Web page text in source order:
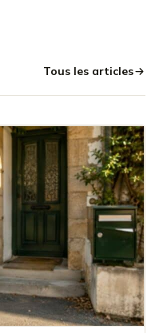
Tous les articles